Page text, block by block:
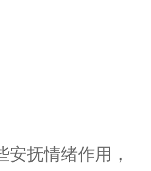
抚情绪作用，